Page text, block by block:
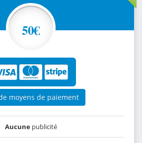
50€
moyens de paiement
Aucunepublicité